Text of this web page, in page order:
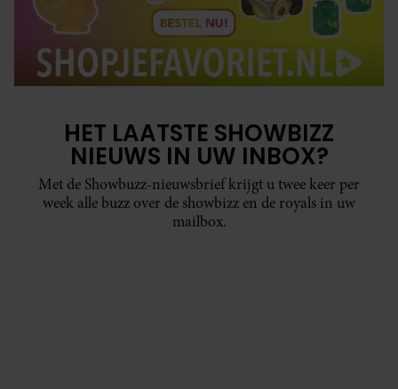
HET LAATSTE SHOWBIZZ
NIEUWS IN UW INBOX?
Met de Showbuzz-nieuwsbrief krijgt u twee keer per
week alle buzz over de showbizz en de royals in uw
mailbox.